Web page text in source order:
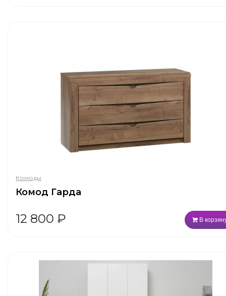
Комоды
Комод Гарда
12 800 ₽ В